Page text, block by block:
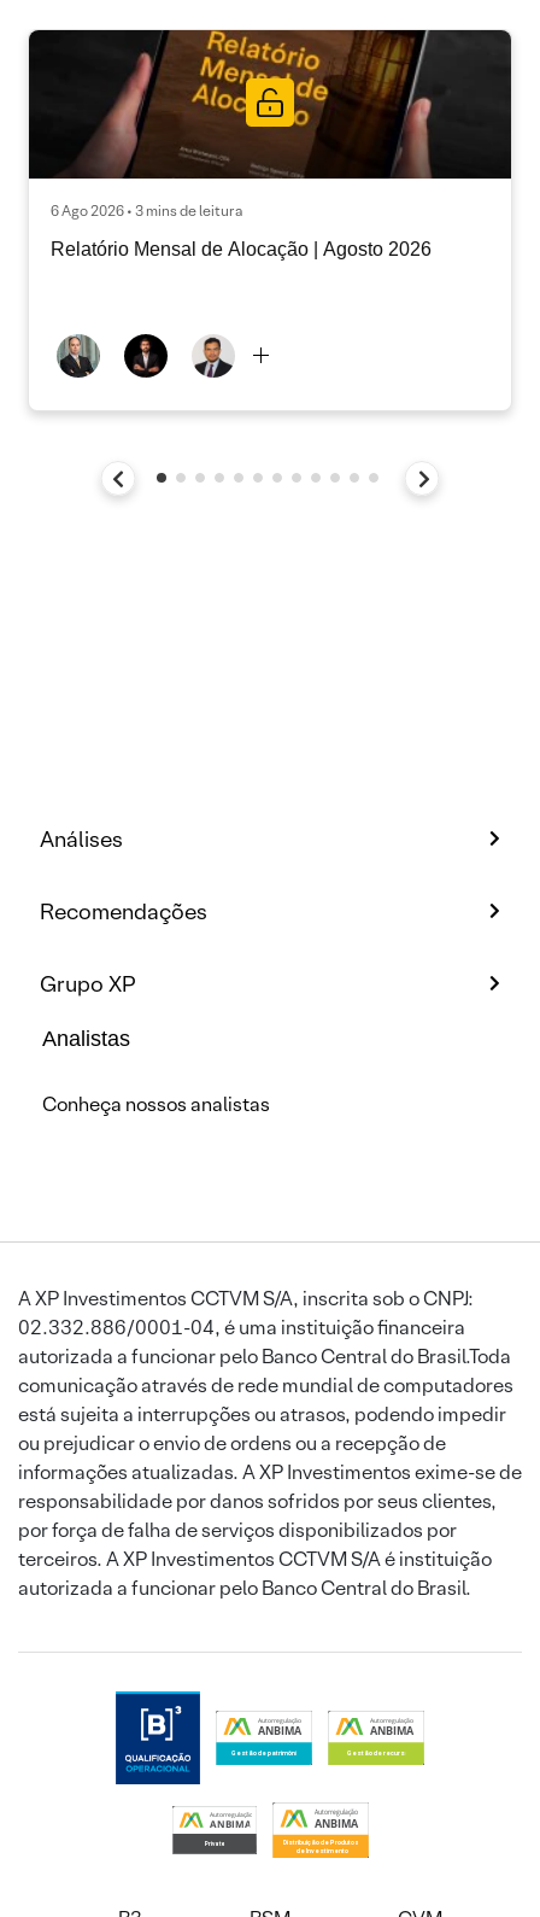
6 Ago 2026 • 3 mins de leitura
Relatório Mensal de Alocação | Agosto 2026
Análises
Recomendações
Grupo XP
Analistas
Conheça nossos analistas
A XP Investimentos CCTVM S/A, inscrita sob o CNPJ:
02.332.886/0001-04, é uma instituição financeira
autorizada a funcionar pelo Banco Central do Brasil.Toda
comunicação através de rede mundial de computadores
está sujeita a interrupções ou atrasos, podendo impedir
ou prejudicar o envio de ordens ou a recepção de
informações atualizadas. A XP Investimentos exime-se de
responsabilidade por danos sofridos por seus clientes,
por força de falha de serviços disponibilizados por
terceiros. A XP Investimentos CCTVM S/A é instituição
autorizada a funcionar pelo Banco Central do Brasil.